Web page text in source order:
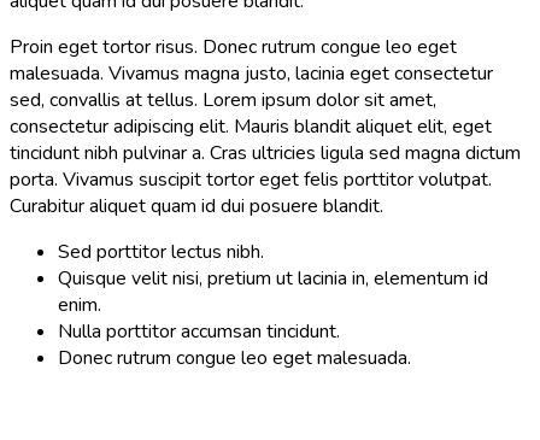
Proin eget tortor risus. Donec rutrum congue leo eget
malesuada. Vivamus magna justo, lacinia eget consectetur
sed, convallis at tellus. Lorem ipsum dolor sit amet,
consectetur adipiscing elit. Mauris blandit aliquet elit, eget
tincidunt nibh pulvinar a. Cras ultricies ligula sed magna dictum
porta. Vivamus suscipit tortor eget felis porttitor volutpat.
Curabitur aliquet quam id dui posuere blandit.
Sed porttitor lectus nibh.
Quisque velit nisi, pretium ut lacinia in, elementum id
enim.
Nulla porttitor accumsan tincidunt.
Donec rutrum congue leo eget malesuada.